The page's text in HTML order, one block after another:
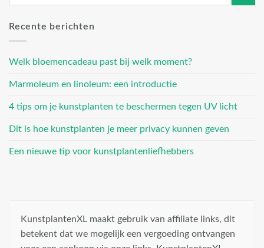
Recente berichten
Welk bloemencadeau past bij welk moment?
Marmoleum en linoleum: een introductie
4 tips om je kunstplanten te beschermen tegen UV licht
Dit is hoe kunstplanten je meer privacy kunnen geven
Een nieuwe tip voor kunstplantenliefhebbers
KunstplantenXL maakt gebruik van affiliate links, dit
betekent dat we mogelijk een vergoeding ontvangen